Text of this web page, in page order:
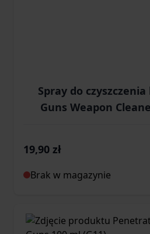
Spray do
Guns Weapon
19,90 zł
Brak w magazynie